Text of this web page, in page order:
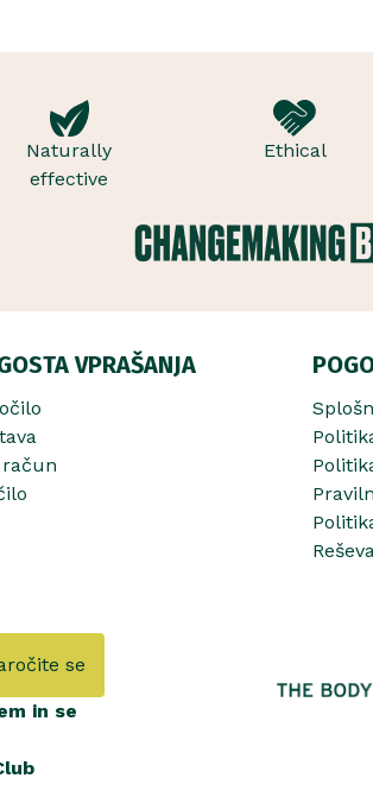
Naturally
effective
Ethical
VPRAŠANJA
račun
se
in se